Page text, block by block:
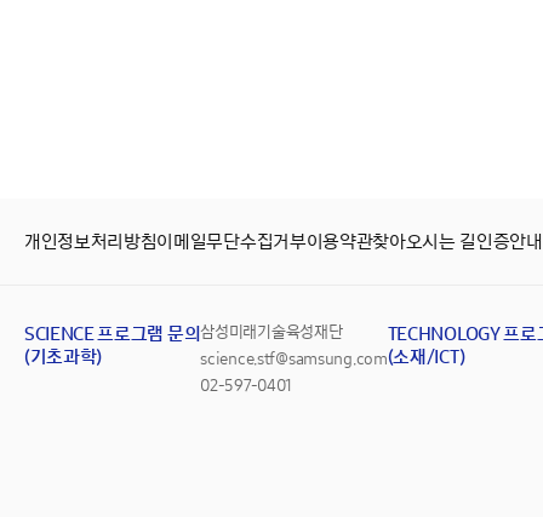
개인정보처리방침이메일무단수집거부이용약관찾아오시는 길인증안내
SCIENCE 프로그램 문의
(기초과학)
삼성미래기술육성재단
science.stf@samsung.com
02-597-0401
TECHNOLOGY 프로
(소재/ICT)